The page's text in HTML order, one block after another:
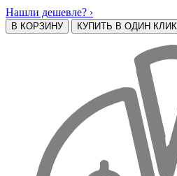
Нашли дешевле? ›
В КОРЗИНУ КУПИТЬ В ОДИН КЛИК